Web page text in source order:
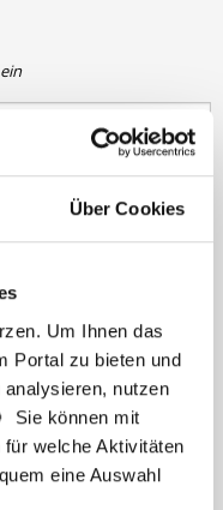
Über Cookies
Um Ihnen das
Portal zu bieten und
nutzen
Sie können mit
welche Aktivitäten
eine Auswahl
zu jeder Zeit
persönlichen
konkreten
an die von Ihnen